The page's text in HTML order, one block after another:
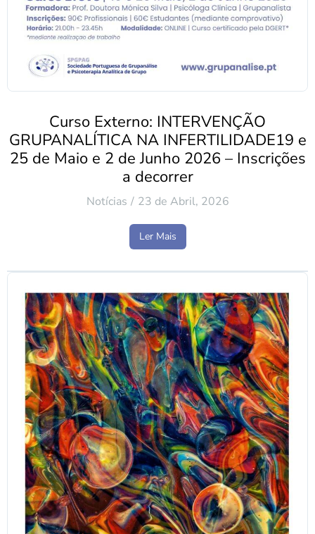
Curso Externo: INTERVENÇÃO
GRUPANALÍTICA NA INFERTILIDADE19 e
25 de Maio e 2 de Junho 2026 – Inscrições
a decorrer
Notícias 23 de Abril, 2026
Ler Mais